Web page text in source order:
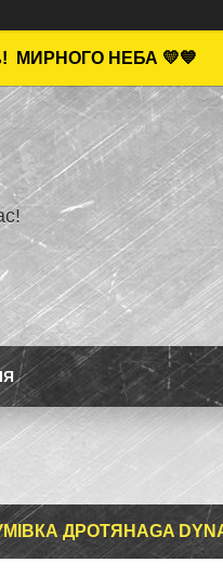
МИРНОГО НЕБА 💛💙
ДРОТЯНАGA